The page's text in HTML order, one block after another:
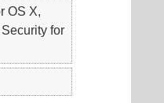
OS X,
for